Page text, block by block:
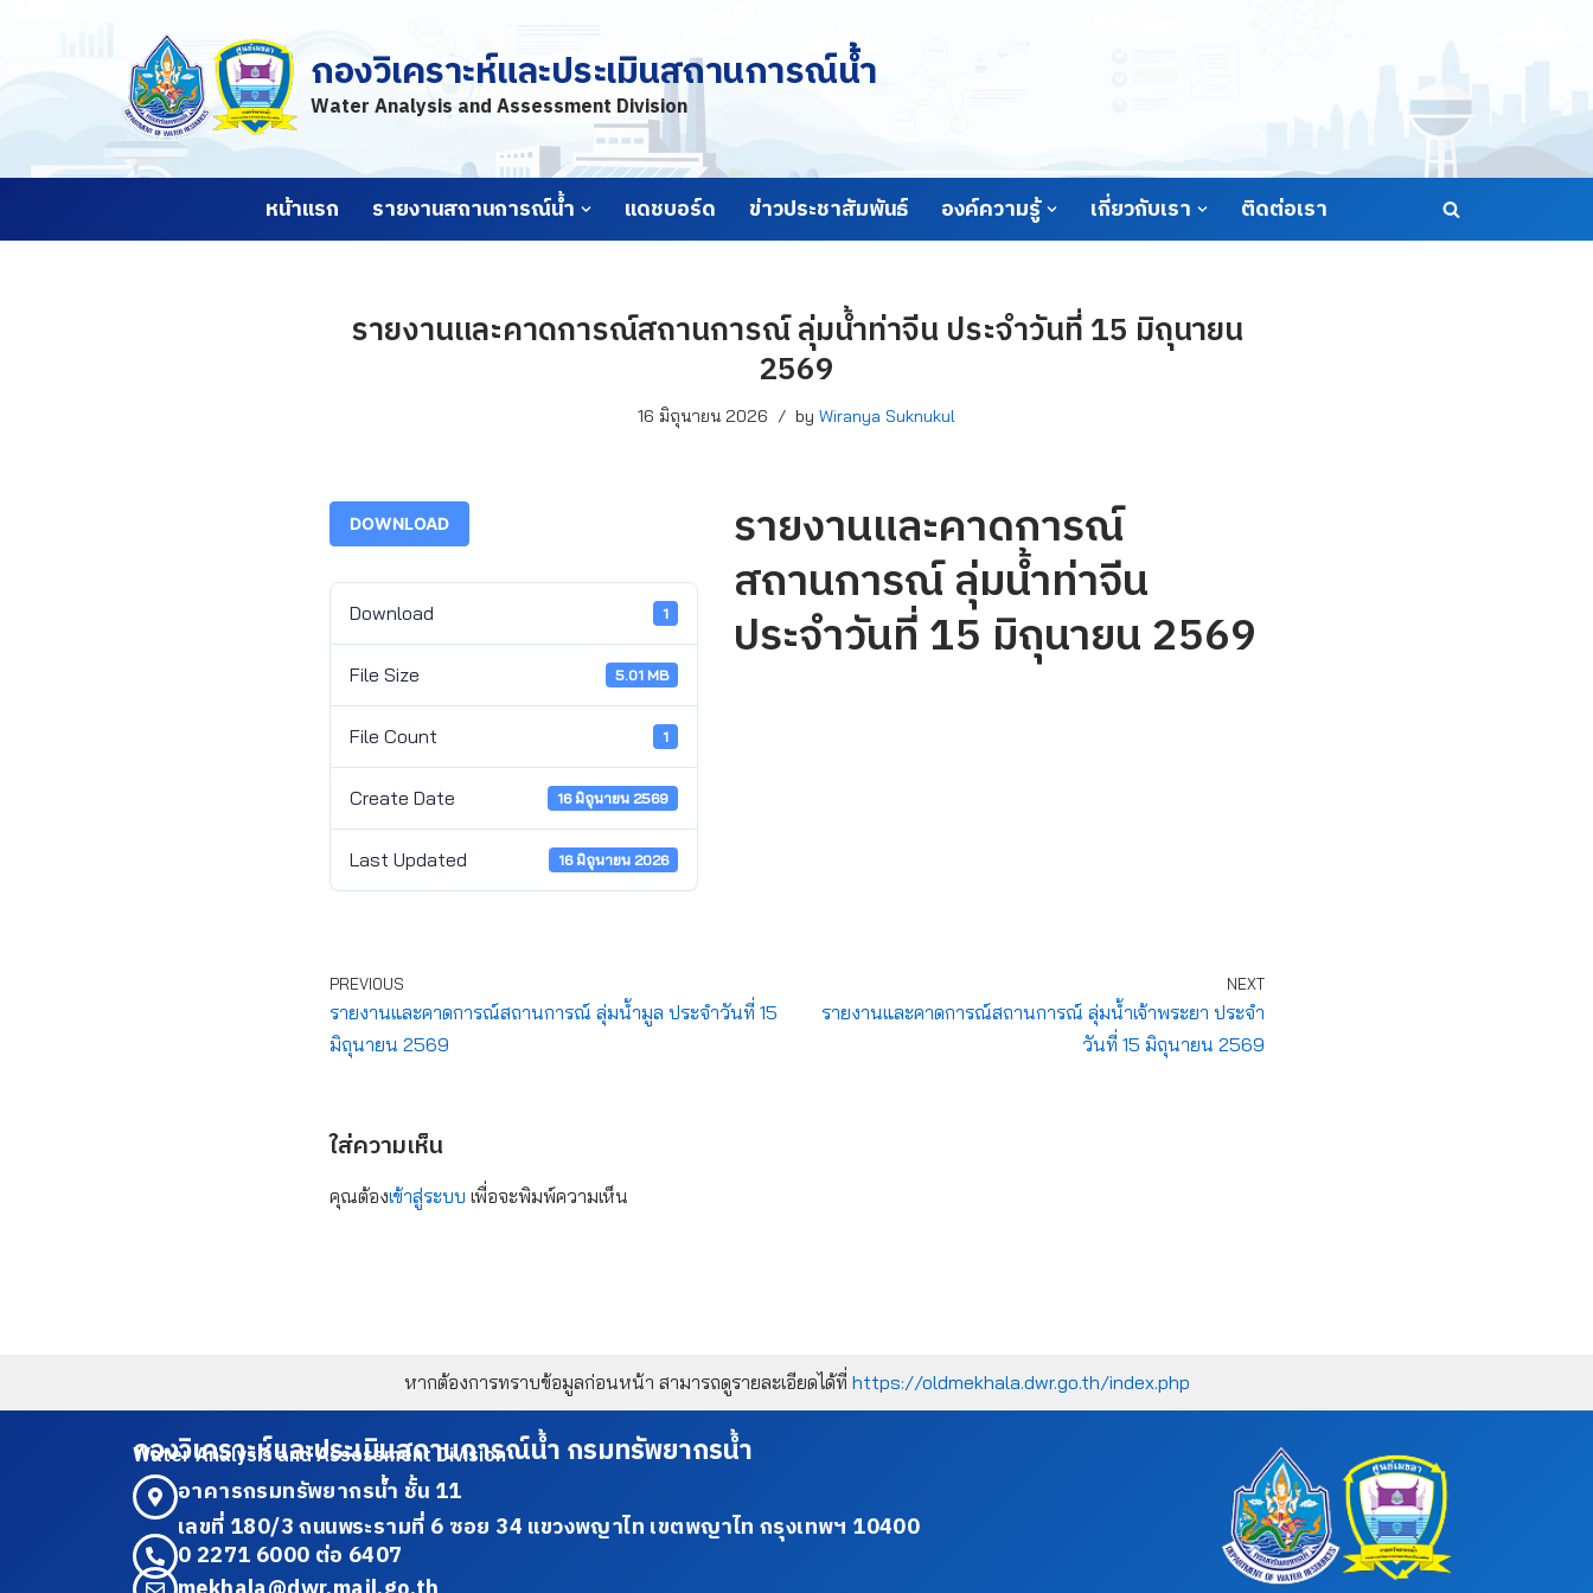
กองวิเคราะห์และประเมินสถานการณ์น้ำ
Water Analysis and Assessment Division
หน้าแรก รายงานสถานการณ์น้ำ แดชบอร์ด ข่าวประชาสัมพันธ์ องค์ความรู้ เกี่ยวกับเรา ติดต่อเรา
รายงานและคาดการณ์สถานการณ์ ลุ่มน้ำท่าจีน ประจำวันที่ 15 มิถุนายน
2569
16 มิถุนายน 2026 by Wiranya Suknukul
DOWNLOAD
Download 1
File Size 5.01 MB
File Count 1
Create Date 16 มิถุนายน 2569
Last Updated 16 มิถุนายน 2026
รายงานและคาดการณ์
สถานการณ์ ลุ่มน้ำท่าจีน
ประจำวันที่ 15 มิถุนายน 2569
PREVIOUS
รายงานและคาดการณ์สถานการณ์ ลุ่มน้ำมูล ประจำวันที่ 15
มิถุนายน 2569
NEXT
รายงานและคาดการณ์สถานการณ์ ลุ่มน้ำเจ้าพระยา ประจำ
วันที่ 15 มิถุนายน 2569
ใส่ความเห็น
คุณต้องเข้าสู่ระบบ เพื่อจะพิมพ์ความเห็น
หากต้องการทราบข้อมูลก่อนหน้า สามารถดูรายละเอียดได้ที่ https://oldmekhala.dwr.go.th/index.php
กองวิเคราะห์และประเมินสถานการณ์น้ำ กรมทรัพยากรน้ำ
Water Analysis and Assessment Division
อาคารกรมทรัพยากรน้ำ ชั้น 11
เลขที่ 180/3 ถนนพระรามที่ 6 ซอย 34 แขวงพญาไท เขตพญาไท กรุงเทพฯ 10400
0 2271 6000 ต่อ 6407